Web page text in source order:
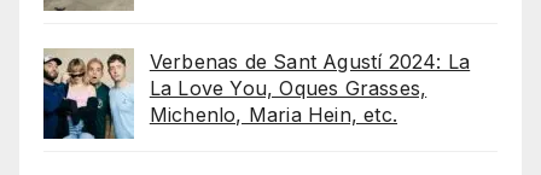
Verbenas de Sant Agustí 2024: La
La Love You, Oques Grasses,
Michenlo, Maria Hein, etc.